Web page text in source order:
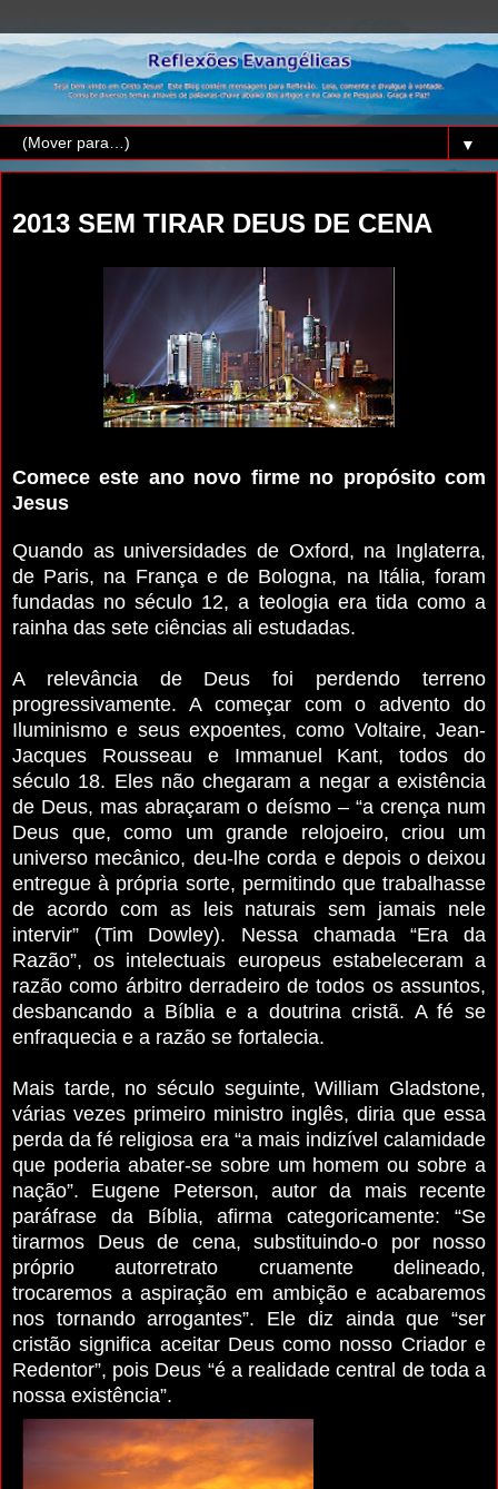
▼
2013 SEM TIRAR DEUS DE CENA
Comece este ano novo firme no propósito com
Jesus
Quando as universidades de Oxford, na Inglaterra,
de Paris, na França e de Bologna, na Itália, foram
fundadas no século 12, a teologia era tida como a
rainha das sete ciências ali estudadas.
A relevância de Deus foi perdendo terreno
progressivamente. A começar com o advento do
Iluminismo e seus expoentes, como Voltaire, Jean-
Jacques Rousseau e Immanuel Kant, todos do
século 18. Eles não chegaram a negar a existência
de Deus, mas abraçaram o deísmo – “a crença num
Deus que, como um grande relojoeiro, criou um
universo mecânico, deu-lhe corda e depois o deixou
entregue à própria sorte, permitindo que trabalhasse
de acordo com as leis naturais sem jamais nele
intervir” (Tim Dowley). Nessa chamada “Era da
Razão”, os intelectuais europeus estabeleceram a
razão como árbitro derradeiro de todos os assuntos,
desbancando a Bíblia e a doutrina cristã. A fé se
enfraquecia e a razão se fortalecia.
Mais tarde, no século seguinte, William Gladstone,
várias vezes primeiro ministro inglês, diria que essa
perda da fé religiosa era “a mais indizível calamidade
que poderia abater-se sobre um homem ou sobre a
nação”. Eugene Peterson, autor da mais recente
paráfrase da Bíblia, afirma categoricamente: “Se
tirarmos Deus de cena, substituindo-o por nosso
próprio autorretrato cruamente delineado,
trocaremos a aspiração em ambição e acabaremos
nos tornando arrogantes”. Ele diz ainda que “ser
cristão significa aceitar Deus como nosso Criador e
Redentor”, pois Deus “é a realidade central de toda a
nossa existência”.